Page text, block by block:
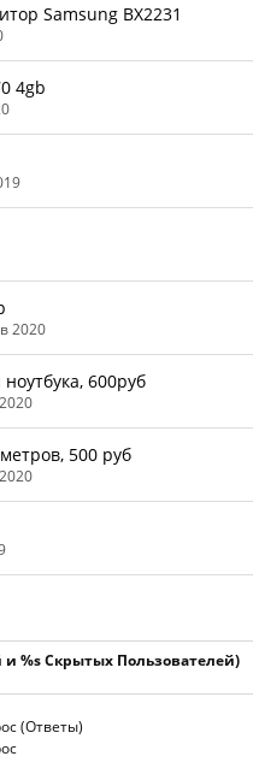
Samsung BX2231
4gb
2020
600руб
500 руб
и %s Скрытых Пользователей)
(Ответы)